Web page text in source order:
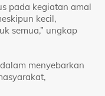
pada kegiatan amal
kecil,
semua,” ungkap
menyebarkan